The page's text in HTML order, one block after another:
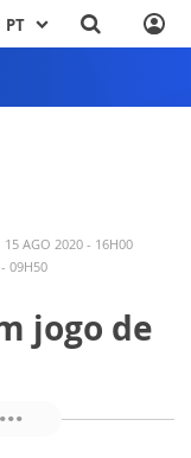
PT
15 AGO 2020 - 16H00
09H50
jogo de